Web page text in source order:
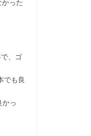
った
、ゴ
でも良
かっ